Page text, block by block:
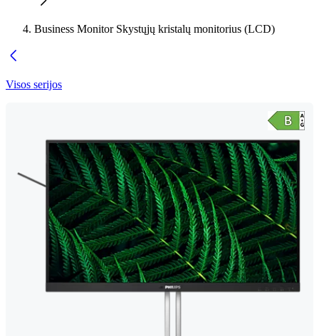
Business Monitor Skystųjų kristalų monitorius (LCD)
Visos serijos